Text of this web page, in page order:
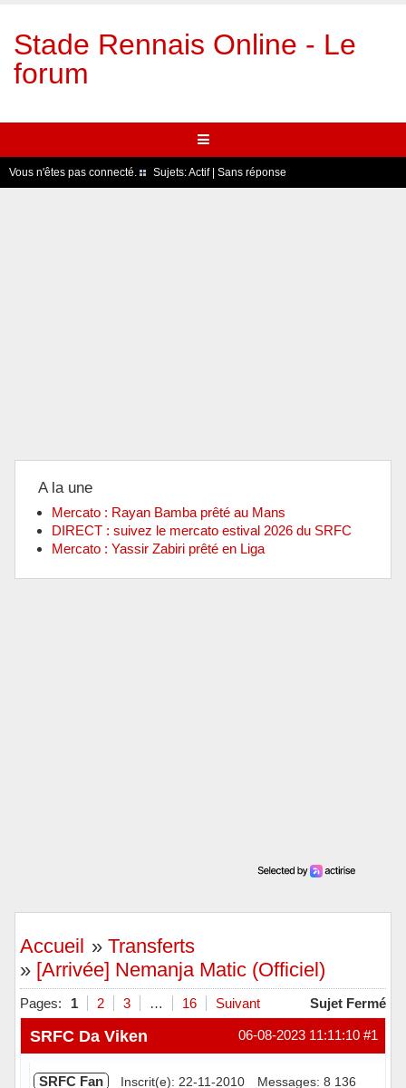
Stade Rennais Online - Le
forum
Vous n'êtes pas connecté. Sujets:Actif| Sans réponse
A la une
Mercato : Rayan Bamba prêté au Mans
DIRECT : suivez le mercato estival 2026 du SRFC
Mercato : Yassir Zabiri prêté en Liga
Accueil »Transferts
» [Arrivée] Nemanja Matic (Officiel)
Pages: 1 2 3 … 16 Suivant Sujet Fermé
#1
06-08-2023 11:11:10
SRFC Da Viken
SRFC Fan Inscrit(e): 22-11-2010 Messages: 8 136